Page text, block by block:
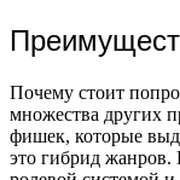
Почему стоит
множества других
фишек, которые
это гибрид